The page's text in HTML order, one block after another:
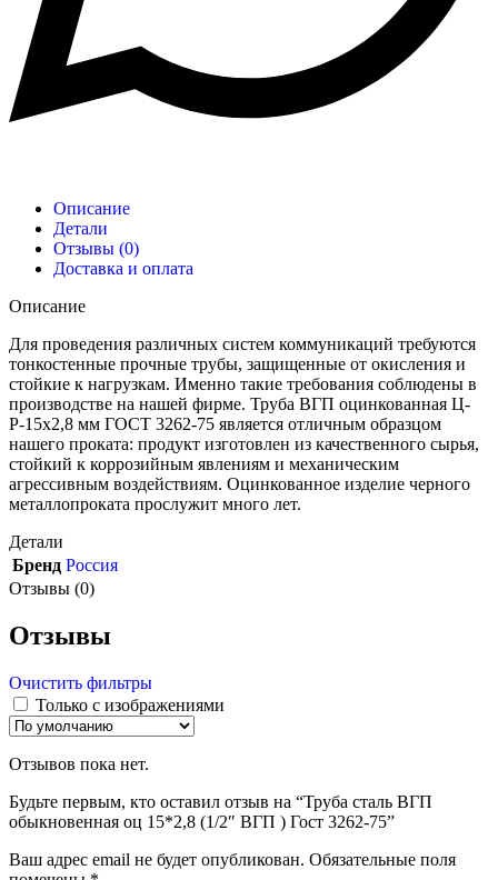
Описание
Детали
Отзывы (0)
Доставка и оплата
Описание
Для проведения различных систем коммуникаций требуются
тонкостенные прочные трубы, защищенные от окисления и
стойкие к нагрузкам. Именно такие требования соблюдены в
производстве на нашей фирме. Труба ВГП оцинкованная Ц-
Р-15х2,8 мм ГОСТ 3262-75 является отличным образцом
нашего проката: продукт изготовлен из качественного сырья,
стойкий к коррозийным явлениям и механическим
агрессивным воздействиям. Оцинкованное изделие черного
металлопроката прослужит много лет.
Детали
Бренд Россия
Отзывы (0)
Отзывы
Очистить фильтры
Только с изображениями
Отзывов пока нет.
Будьте первым, кто оставил отзыв на “Труба сталь ВГП
обыкновенная оц 15*2,8 (1/2″ ВГП ) Гост 3262-75”
Ваш адрес email не будет опубликован. Обязательные поля